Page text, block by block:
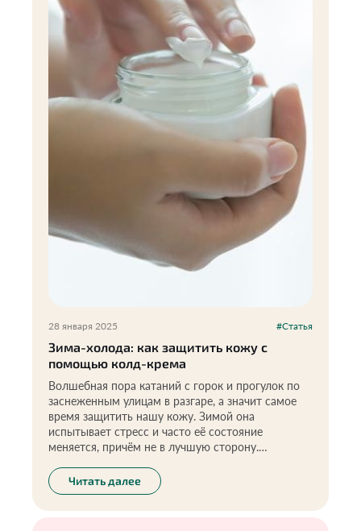
28 января 2025 #Статья
Зима-холода: как защитить кожу с
помощью колд-крема
Волшебная пора катаний с горок и прогулок по
заснеженным улицам в разгаре, а значит самое
время защитить нашу кожу. Зимой она
испытывает стресс и часто её состояние
меняется, причём не в лучшую сторону.
зиму сидеть дома — согласитесь, не самая
лучшая идея. Особенно, в случае с детьми. Для
меня, как многодетной мамы, это очень
Читать далее